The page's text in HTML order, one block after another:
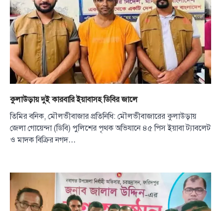
কুলাউড়ায় দুই কারবারি ইয়াবাসহ ডিবির জালে
তিমির বনিক, মৌলভীবাজার প্রতিনিধি: মৌলভীবাজারের কুলাউড়ায়
জেলা গোয়েন্দা (ডিবি) পুলিশের পৃথক অভিযানে ৪৫ পিস ইয়াবা ট্যাবলেট
ও মাদক বিক্রির নগদ…